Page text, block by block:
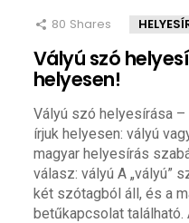
80 Shares
Vályú szó
helyesen!
Vályú szó helyesírása
írjuk helyesen: vályú
magyar helyesírás
válasz: vályú A „vályú”
két szótagból áll, és a
betűkapcsolat található.